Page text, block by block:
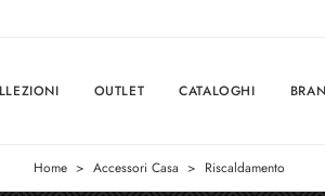
OUTLET CATALOGHI
Home > Accessori Casa > Riscaldamento